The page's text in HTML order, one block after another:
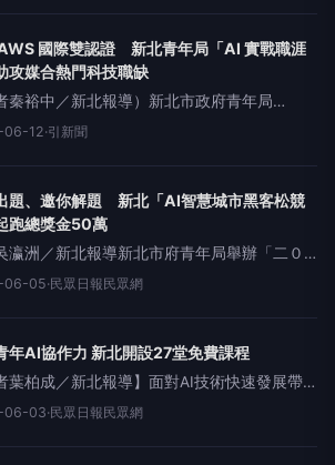
國際雙認證 新北青年局「AI 實戰職涯
攻媒合熱門科技職缺
秦裕中／新北報導）新北市政府青年局
（AI實戰職涯營）」
值達6.6萬元課程，以3個月AI
06-12·引新聞
題、邀你解題 新北「AI智慧城市黑客松競
跑總獎金50萬
瀛洲／新北報導新北市府青年局舉辦「二０
北市AI智慧城市黑客松競賽」五日起跑，副
、法制局、交通局、地政局等五局處共同提
市政
06-05·民眾日報民眾網
培養青年AI協作力 新北開設27堂免費課程
葉柏成／新北報導】面對AI技術快速發展帶
場變革，新北市政府青年局職涯品牌《新北
，推出全新「AI數位工作流」系列課程，規
06-03·民眾日報民眾網